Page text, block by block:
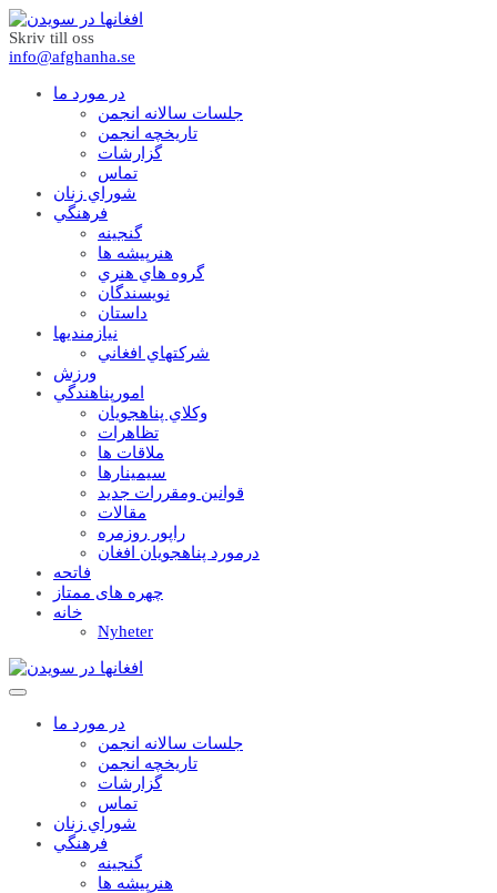
Skriv till oss
info@afghanha.se
در مورد ما
جلسات سالانه انجمن
تاریخچه انجمن
گزارشات
تماس
شوراي زنان
فرهنگي
گنجينه
هنرپيشه ها
گروه هاي هنري
نويسندگان
داستان
نيازمنديها
شرکتهاي افغاني
ورزش
امورپناهندگي
وکلاي پناهجويان
تظاهرات
ملاقات ها
سيمينارها
قوانين ومقررات جديد
مقالات
راپور روزمره
درمورد پناهجويان افغان
فاتحه
چهره های ممتاز
خانه
Nyheter
در مورد ما
جلسات سالانه انجمن
تاریخچه انجمن
گزارشات
تماس
شوراي زنان
فرهنگي
گنجينه
هنرپيشه ها